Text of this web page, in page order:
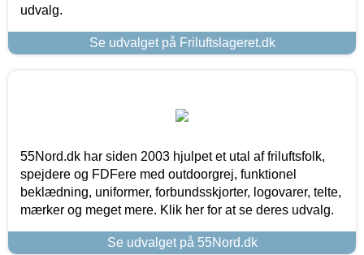
udvalg.
Se udvalget på Friluftslageret.dk
55Nord.dk har siden 2003 hjulpet et utal af friluftsfolk,
spejdere og FDFere med outdoorgrej, funktionel
beklædning, uniformer, forbundsskjorter, logovarer, telte,
mærker og meget mere. Klik her for at se deres udvalg.
Se udvalget på 55Nord.dk